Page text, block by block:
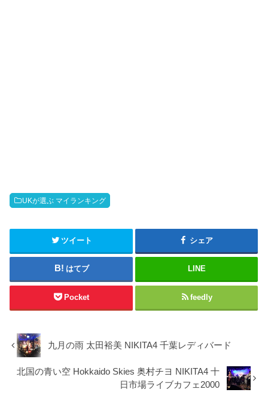
UKが選ぶ マイランキング
ツイート シェア
はてブ LINE
Pocket feedly
九月の雨 太田裕美 NIKITA4 千葉レディバード
北国の青い空 Hokkaido Skies 奥村チヨ NIKITA4 十
日市場ライブカフェ2000